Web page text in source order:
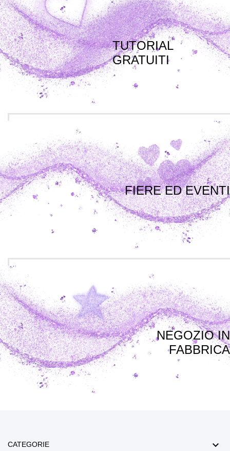
TUTORIAL
GRATUITI
FIERE ED EVENTI
NEGOZIO IN
FABBRICA
CATEGORIE 